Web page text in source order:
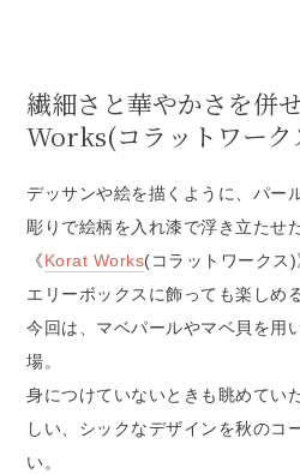
繊細さと華やかさを併
Works(コラットワーク
デッサンや絵を描くように、パー
彫りで絵柄を入れ漆で浮き立たせ
《Korat Works(コラットワークス
エリーボックスに飾っても楽しめ
今回は、マベパールやマベ貝を用
場。
身につけていないときも眺めてい
しい、シックなデザインを秋のコ
い。